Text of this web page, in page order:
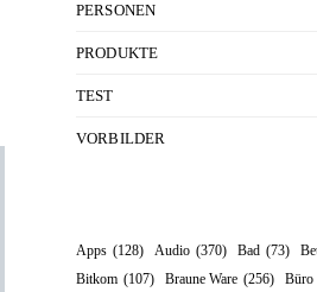
PERSONEN
PRODUKTE
TEST
VORBILDER
Apps (128) Audio (370) Bad (73)
Bitkom (107) Braune Ware (256) Büro